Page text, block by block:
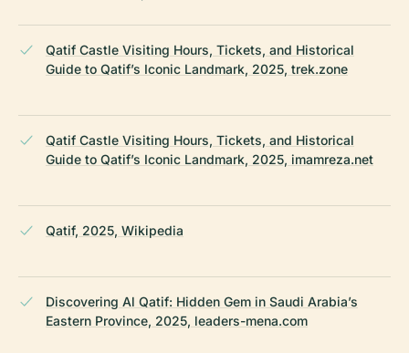
Qatif Castle Visiting Hours, Tickets, and Historical
Guide to Qatif’s Iconic Landmark, 2025, trek.zone
Qatif Castle Visiting Hours, Tickets, and Historical
Guide to Qatif’s Iconic Landmark, 2025, imamreza.net
Qatif, 2025, Wikipedia
Discovering Al Qatif: Hidden Gem in Saudi Arabia’s
Eastern Province, 2025, leaders-mena.com